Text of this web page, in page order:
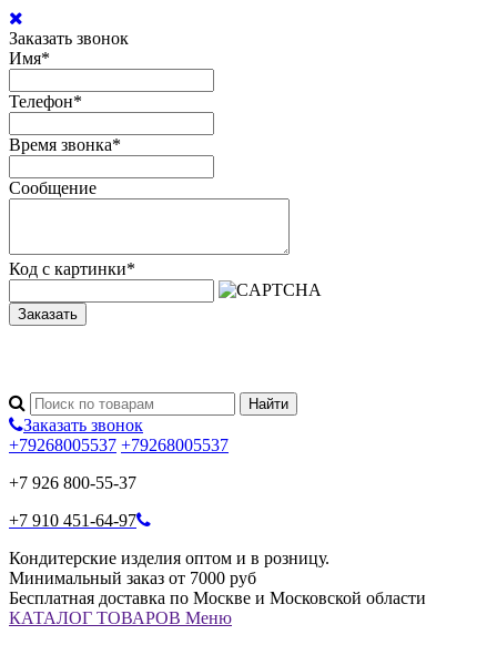
Заказать звонок
Имя*
Телефон*
Время звонка*
Сообщение
Код с картинки*
Заказать
Заказать звонок
+79268005537 +79268005537
+7 926 800-55-37
+7 910 451-64-97
Кондитерские изделия оптом и в розницу.
Минимальный заказ от 7000 руб
Бесплатная доставка по Москве и Московской области
КАТАЛОГ ТОВАРОВ Меню